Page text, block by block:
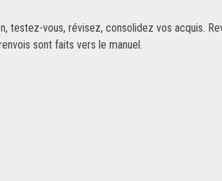
testez-vous, révisez, consolidez vos acquis.
sont faits vers le manuel.